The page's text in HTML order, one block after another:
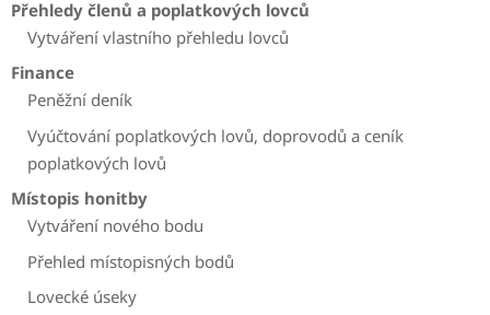
Přehledy členů a poplatkových lovců
Vytváření vlastního přehledu lovců
Finance
Peněžní deník
Vyúčtování poplatkových lovů, doprovodů a ceník
poplatkových lovů
Místopis honitby
Vytváření nového bodu
Přehled místopisných bodů
Lovecké úseky